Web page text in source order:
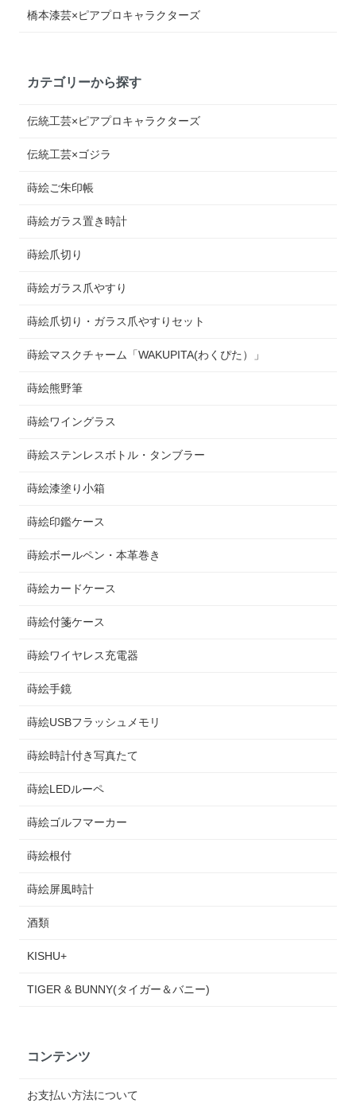
橋本漆芸×ピアプロキャラクターズ
カテゴリーから探す
伝統工芸×ピアプロキャラクターズ
伝統工芸×ゴジラ
蒔絵ご朱印帳
蒔絵ガラス置き時計
蒔絵爪切り
蒔絵ガラス爪やすり
蒔絵爪切り・ガラス爪やすりセット
蒔絵マスクチャーム「WAKUPITA(わくぴた）」
蒔絵熊野筆
蒔絵ワイングラス
蒔絵ステンレスボトル・タンブラー
蒔絵漆塗り小箱
蒔絵印鑑ケース
蒔絵ボールペン・本革巻き
蒔絵カードケース
蒔絵付箋ケース
蒔絵ワイヤレス充電器
蒔絵手鏡
蒔絵USBフラッシュメモリ
蒔絵時計付き写真たて
蒔絵LEDルーペ
蒔絵ゴルフマーカー
蒔絵根付
蒔絵屏風時計
酒類
KISHU+
TIGER & BUNNY(タイガー＆バニー)
コンテンツ
お支払い方法について